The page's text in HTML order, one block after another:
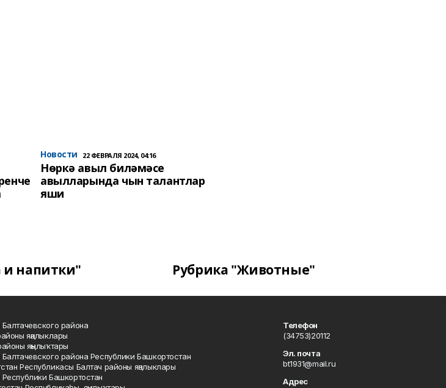
Новости 22 ФЕВРАЛЯ 2024, 04:16
Нөркә авыл биләмәсе
авылларында чын талантлар
яши
и напитки" Рубрика "Животные"
района
яңалыклары
яңылыҡтары
района Республики Башкортостан
Республикасы Балтач районы яңалыклары
Башкортостан
Телефон
(34753)20112
Эл. почта
bt1931@mail.ru
Адрес